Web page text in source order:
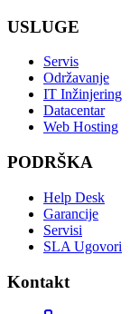
USLUGE
Servis
Održavanje
IT Inžinjering
Datacentar
Web Hosting
PODRŠKA
Help Desk
Garancije
Servisi
SLA Ugovori
Kontakt